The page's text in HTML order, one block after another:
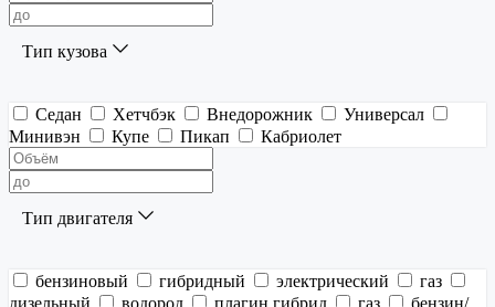
Тип кузова
Седан Хетчбэк Внедорожник
Универсал
Минивэн
Купе Пикап Кабриолет
Тип двигателя
бензиновый гибридный электрический
газ
дизельный
водород плагин гибрид газ
бензин/